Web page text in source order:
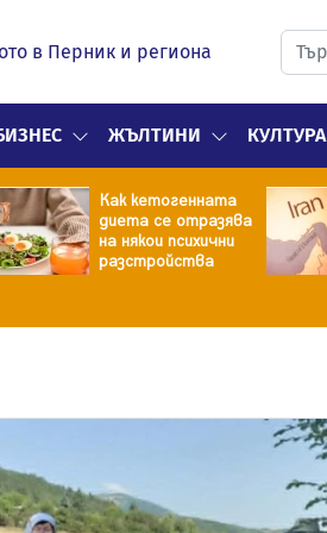
в Перник и региона
ЖЪЛТИНИ КУЛТУРА
Как кетогенната
диета се отразява
на някои психични
разстройства